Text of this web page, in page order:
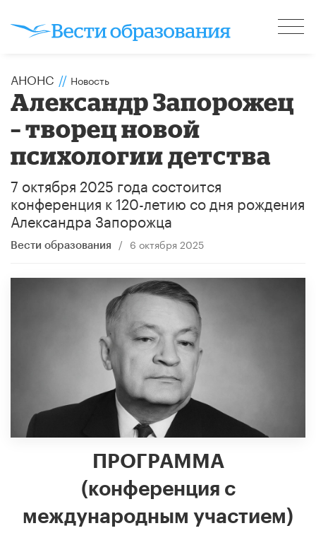
АНОНС // Новость
Александр Запорожец
– творец новой
психологии детства
7 октября 2025 года состоится
конференция к 120-летию со дня рождения
Александра Запорожца
Вести образования / 6 октября 2025
ПРОГРАММА
(конференция с
международным участием)